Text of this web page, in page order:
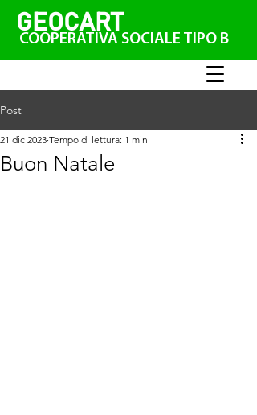
GEOCART
COOPERATIVA SOCIALE TIPO B
Post
Buon Natale
21 dic 2023 Tempo di lettura: 1 min